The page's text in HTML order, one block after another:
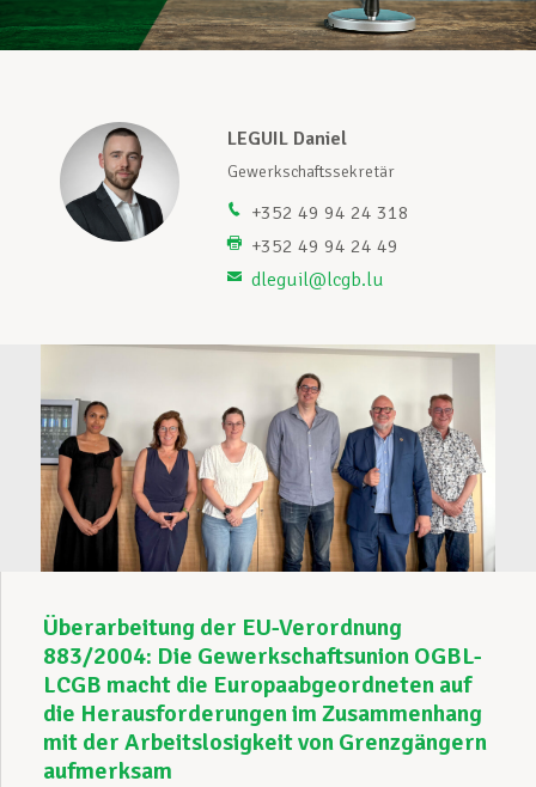
Unterstützung im Arbeitsalltag
Ihre Rechte
Unterstützung im Privatleben
Berufliche Weiterentwicklung
Mitglied werden
Aktuell
LEGUIL Daniel
Gewerkschaftssekretär
+352 49 94 24 318
+352 49 94 24 49
dleguil@lcgb.lu
Überarbeitung der EU-Verordnung
883/2004: Die Gewerkschaftsunion OGBL-
LCGB macht die Europaabgeordneten auf
die Herausforderungen im Zusammenhang
mit der Arbeitslosigkeit von Grenzgängern
aufmerksam